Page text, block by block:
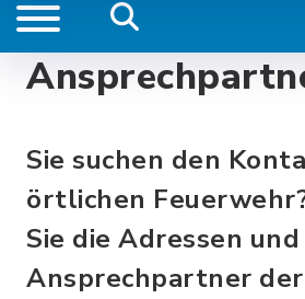
Sie suchen den
örtlichen
Sie die Adressen und
Ansprechpartner der